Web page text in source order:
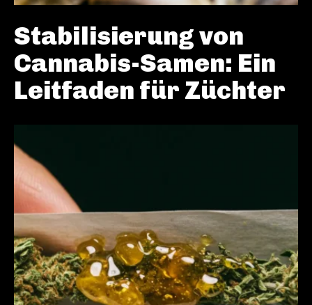
Stabilisierung von
Cannabis-Samen: Ein
Leitfaden für Züchter